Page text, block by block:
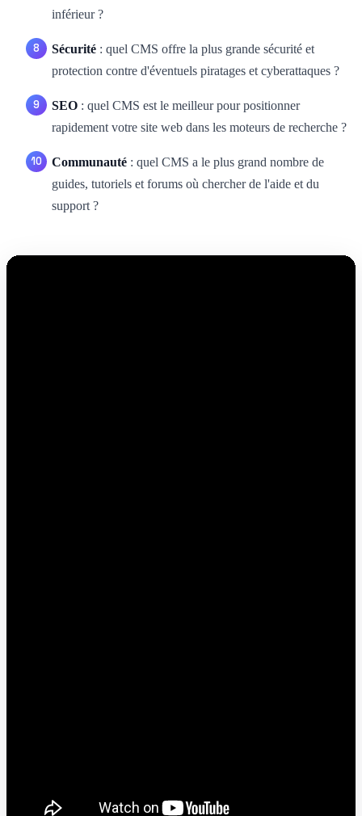
inférieur ?
Sécurité : quel CMS offre la plus grande sécurité et
protection contre d'éventuels piratages et cyberattaques ?
SEO : quel CMS est le meilleur pour positionner
rapidement votre site web dans les moteurs de recherche ?
Communauté : quel CMS a le plus grand nombre de
guides, tutoriels et forums où chercher de l'aide et du
support ?